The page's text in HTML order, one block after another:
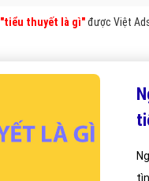
"tiểu thuyết là gì"được Việt